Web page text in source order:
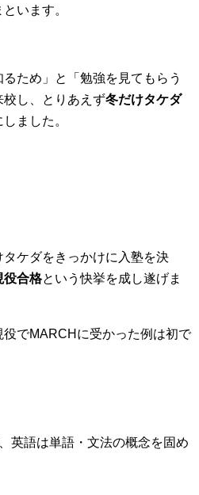
います。
ため」と「勉強を見てもらう
し、とりあえず冬だけタケダ
ました。
ケダをきっかけに入塾を決
役合格という快挙を成し遂げま
でMARCHに受かった例は初で
英語は単語・文法の概念を固め